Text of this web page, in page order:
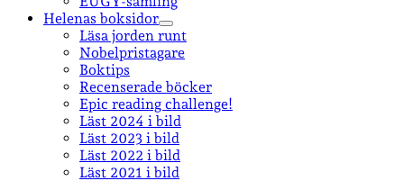
Helenas boksidor
öppna
undermeny
Läsa jorden runt
Nobelpristagare
Boktips
Recenserade böcker
Epic reading challenge!
Läst 2024 i bild
Läst 2023 i bild
Läst 2022 i bild
Läst 2021 i bild